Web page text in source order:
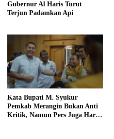
Gubernur Al Haris Turut
Terjun Padamkan Api
Kata Bupati M. Syukur
Pemkab Merangin Bukan Anti
Kritik, Namun Pers Juga Harus